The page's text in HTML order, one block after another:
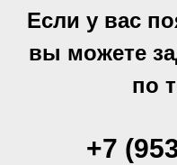
Если у вас
вы можете
по
+7